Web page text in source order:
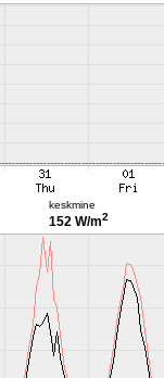
keskmine
152 W/m2